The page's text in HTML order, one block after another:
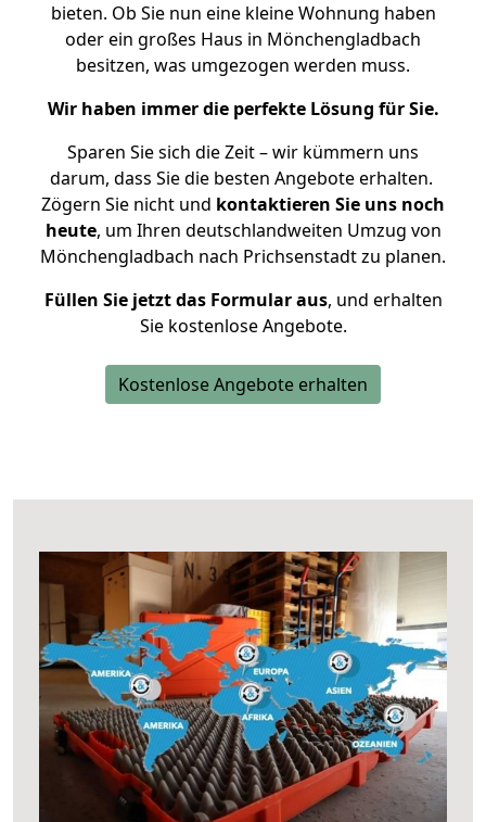
bieten. Ob Sie nun eine kleine Wohnung haben
oder ein großes Haus in Mönchengladbach
besitzen, was umgezogen werden muss.
Wir haben immer die perfekte Lösung für Sie.
Sparen Sie sich die Zeit – wir kümmern uns
darum, dass Sie die besten Angebote erhalten.
Zögern Sie nicht und kontaktieren Sie uns noch
heute, um Ihren deutschlandweiten Umzug von
Mönchengladbach nach Prichsenstadt zu planen.
Füllen Sie jetzt das Formular aus, und erhalten
Sie kostenlose Angebote.
Kostenlose Angebote erhalten